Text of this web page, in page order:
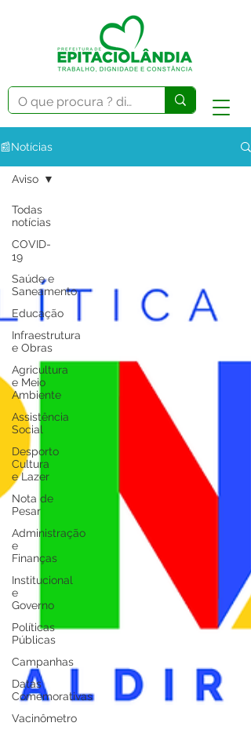
📰Notícias
Todas
notícias
COVID-
19
Saúde e
Saneamento
Educação
Infraestrutura
e Obras
Agricultura
e Meio
Ambiente
Assistência
Social
Desporto
Cultura
e Lazer
Nota de
Pesar
Administração
e
Finanças
Institucional
e
Governo
Políticas
Públicas
Campanhas
Datas
Comemorativas
Vacinômetro
Aviso